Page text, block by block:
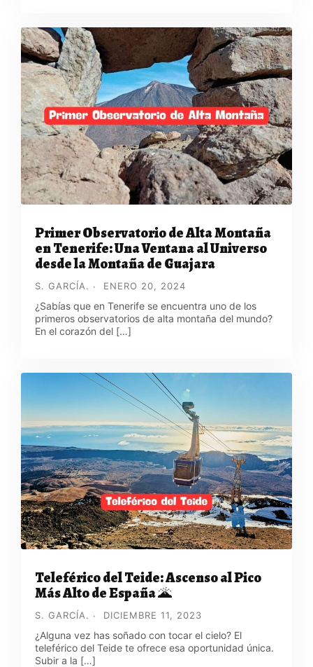
Primer Observatorio de Alta Montaña
en Tenerife: Una Ventana al Universo
desde la Montaña de Guajara
S. GARCÍA. ENERO 20, 2024
¿Sabías que en Tenerife se encuentra uno de los
primeros observatorios de alta montaña del mundo?
En el corazón del […]
Teleférico del Teide: Ascenso al Pico
Más Alto de España 🌋
S. GARCÍA. DICIEMBRE 11, 2023
¿Alguna vez has soñado con tocar el cielo? El
teleférico del Teide te ofrece esa oportunidad única.
Subir a la […]